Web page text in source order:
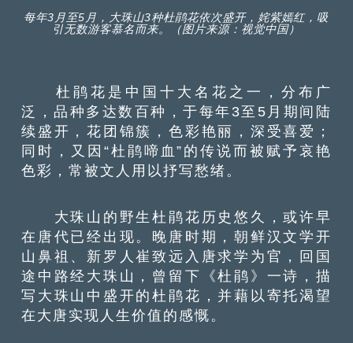
每年3月至5月，大珠山3种杜鹃花依次盛开，姹紫嫣红，吸
引无数游客慕名而来。（图片来源：视觉中国）
杜鹃花是中国十大名花之一，分布广
泛，品种多达数百种，于每年3至5月期间陆
续盛开，花团锦簇，色彩艳丽，深受喜爱；
同时，又因“杜鹃啼血”的传说而被赋予哀艳
色彩，常被文人用以抒写愁绪。
大珠山的野生杜鹃花历史悠久，或许早
在唐代已经出现。晚唐时期，朝鲜汉文学开
山鼻祖、新罗人崔致远入唐求学为官，回国
途中路经大珠山，曾留下《杜鹃》一诗，描
写大珠山中盛开的杜鹃花，并藉以寄托渴望
在大唐实现人生价值的感慨。